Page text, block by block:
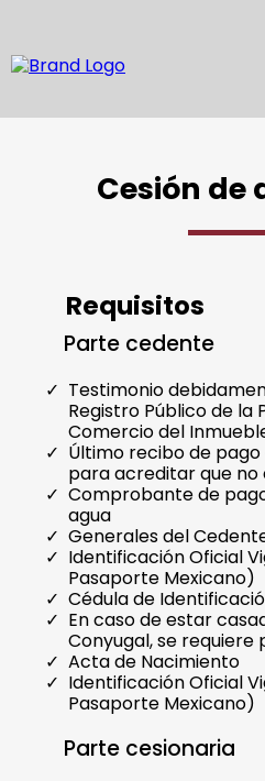
Cesión de
Requisitos
Parte cedente
Testimonio
Registro Público de la
Comercio del
Último recibo de
para acreditar que no
Comprobante de
agua
Generales del
Identificación Oficial
Pasaporte Mexicano)
Cédula de
En caso de estar
Conyugal, se
Acta de Nacimiento
Identificación Oficial
Pasaporte Mexicano)
Parte cesionaria